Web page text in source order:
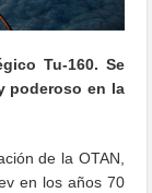
Tu-160. Se
poderoso en la
de la OTAN,
en los años 70